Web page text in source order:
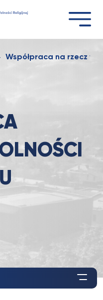
Współpraca na rzecz